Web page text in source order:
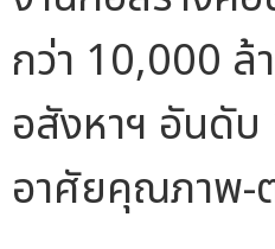
กว่า 10,000 ล้
อสังหาฯ อันดั
อาศัยคุณภาพ-